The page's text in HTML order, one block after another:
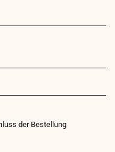
der Bestellung